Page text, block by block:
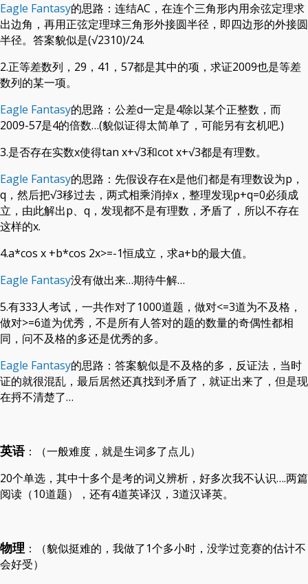
Eagle Fantasy的思路：连结AC，在连个三角形内用余弦定理求
出边角，再用正弦定理球三角形外接圆半径，即四边形的外接圆
半径。答案貌似是(√2310)/24.
2.正等差数列，29，41，57都是其中的项，求证2009也是等差
数列的某一项。
Eagle Fantasy的思路：公差d一定是4除以某个正整数，而
2009-57是4的倍数…(貌似证得太简单了，可能另有玄机吧.)
3.是否存在实数x使得tan x+√3和cot x+√3都是有理数。
Eagle Fantasy的思路：先假设存在x是他们都是有理数设为p，
q，然后把√3移过去，两式相乘消掉x，整理发现p+q=0必须成
立，由此解出p、q，发现都不是有理数，矛盾了，所以不存在
这样的x.
4.a*cos x +b*cos 2x>=-1恒成立，求a+b的最大值。
Eagle Fantasy没有做出来…期待牛解…
5.有333人考试，一共作对了1000道题，做对<=3道为不及格，
做对>=6道为优秀，不是所有人答对的题的数量的奇偶性都相
同，问不及格的多还是优秀的多。
Eagle Fantasy的思路：答案貌似是不及格的多，反证法，当时
证的就很混乱，最后居然还真找到矛盾了，就证出来了，但是现
在捋不清楚了…
英语：（一般难度，就是生词多了点儿）
20个单选，其中十多个是考的词义辨析，好多次我不认识….两篇
阅读（10道题），还有4道英译汉，3道汉译英。
物理 ：（貌似挺难的，我做了1个多小时，没学过竞赛的估计不
会好受）